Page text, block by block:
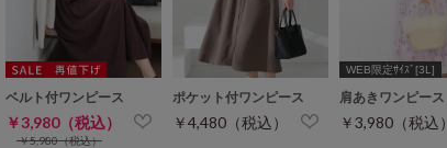
ベルト付ワンピース
￥3,980（税込）
￥5,980（税込）
ポケット付ワンピース
￥4,480（税込）
WEB限定ｻｲｽﾞ[3L]
肩あきワンピース
￥3,980（税込）